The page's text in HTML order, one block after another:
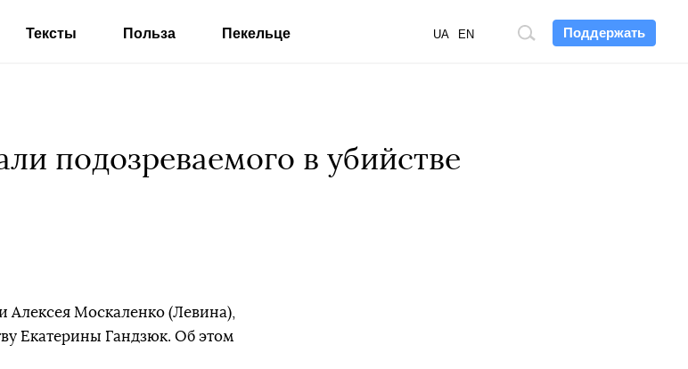
Поддержать
Поиск
UA EN
Тексты Польза Пекельце
подозреваемого в убийстве
Алексея Москаленко (Левина),
Екатерины Гандзюк. Об этом